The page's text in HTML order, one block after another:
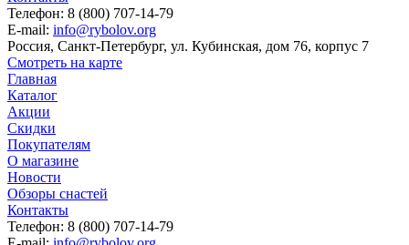
Телефон: 8 (800) 707-14-79
E-mail: info@rybolov.org
Россия, Санкт-Петербург, ул. Кубинская, дом 76, корпус 7
Смотреть на карте
Главная
Каталог
Акции
Скидки
Покупателям
О магазине
Новости
Обзоры снастей
Контакты
Телефон: 8 (800) 707-14-79